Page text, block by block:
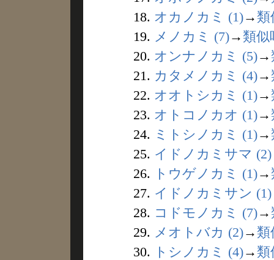
18. オカノカミ (1)→ 類
19. メノカミ (7)→ 類似
20. オンナノカミ (5)→
21. カタメノカミ (4)→
22. オオトシカミ (1)→
23. オトコノカオ (1)→
24. ミトシノカミ (1)→
25. イドノカミサマ (2)
26.
トウゲノカミ (1)→
27. イドノカミサン (1)
28. コドモノカミ (7)→
29. メオトバカ (2)→ 類
30.
トシノカミ (4)→ 類